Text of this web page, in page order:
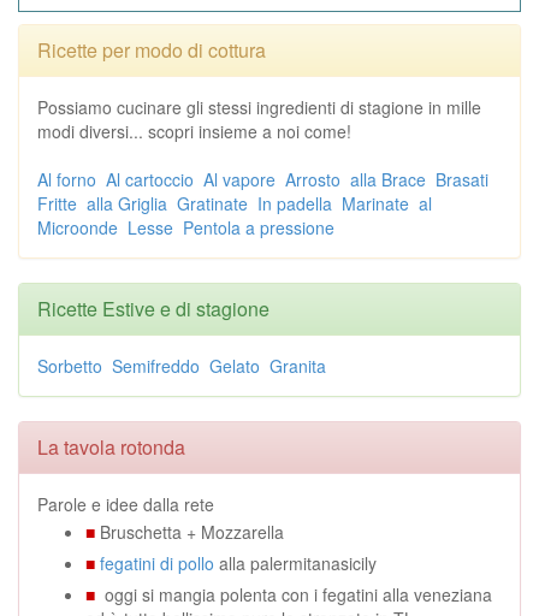
Ricette per modo di cottura
Possiamo cucinare gli stessi ingredienti di stagione in mille
modi diversi... scopri insieme a noi come!
Al forno Al cartoccio Al vapore Arrosto alla Brace Brasati
Fritte alla Griglia Gratinate In padella Marinate al
Microonde Lesse Pentola a pressione
Ricette Estive e di stagione
Sorbetto Semifreddo Gelato Granita
La tavola rotonda
Parole e idee dalla rete
■ Bruschetta + Mozzarella
■ fegatini di pollo alla palermitanasicily
■ oggi si mangia polenta con i fegatini alla veneziana